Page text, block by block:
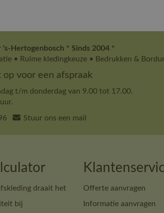
's-Hertogenbosch * Sinds 2004 *
• Ruime kledingkeuze • Bedrukken &
op voor een afspraak
t/m donderdag van 9.00 tot 17.00.
Stuur ons een mail
draait het
bij
Offerte aanvragen
Informatie aanvragen